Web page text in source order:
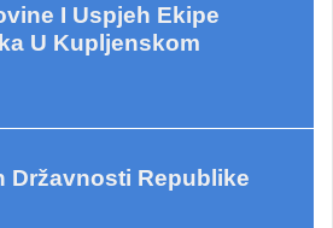
I Uspjeh Ekipe
U Kupljenskom
Državnosti Republike